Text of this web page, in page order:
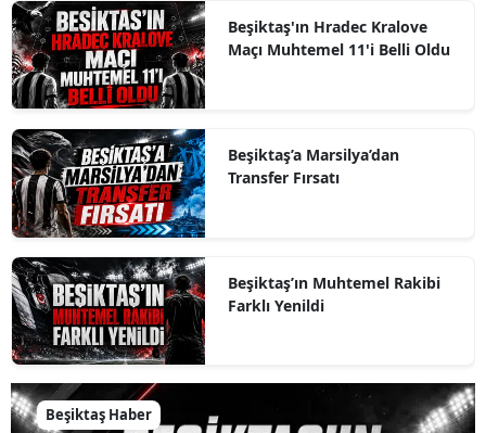
Beşiktaş'ın Hradec Kralove
Maçı Muhtemel 11'i Belli Oldu
Beşiktaş’a Marsilya’dan
Transfer Fırsatı
Beşiktaş’ın Muhtemel Rakibi
Farklı Yenildi
Beşiktaş Haber